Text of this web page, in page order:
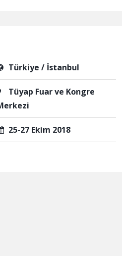
Türkiye / İstanbul
Tüyap Fuar ve Kongre
25-27 Ekim 2018